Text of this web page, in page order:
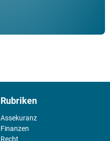
Rubriken
Assekuranz
Finanzen
Recht